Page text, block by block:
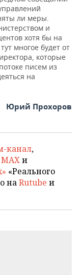
ли меры.
и
хотя бы на
многое будет от
которые
писем из
на
Юрий Прохоров
канал,
и
«Реального
наRutube и